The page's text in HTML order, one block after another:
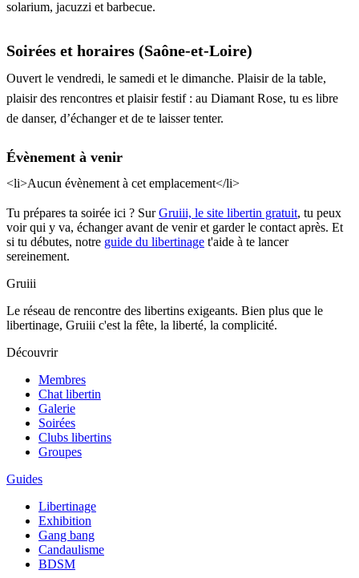
solarium, jacuzzi et barbecue.
Soirées et horaires (Saône-et-Loire)
Ouvert le vendredi, le samedi et le dimanche. Plaisir de la table,
plaisir des rencontres et plaisir festif : au Diamant Rose, tu es libre
de danser, d’échanger et de te laisser tenter.
Évènement à venir
<li>Aucun évènement à cet emplacement</li>
Tu prépares ta soirée ici ? SurGruiii, le site libertin gratuit, tu peux
voir qui y va, échanger avant de venir et garder le contact après. Et
si tu débutes, notre guide du libertinage t'aide à te lancer
sereinement.
Gruiii
Le réseau de rencontre des libertins exigeants. Bien plus que le
libertinage, Gruiii c'est la fête, la liberté, la complicité.
Découvrir
Membres
Chat libertin
Galerie
Soirées
Clubs libertins
Groupes
Guides
Libertinage
Exhibition
Gang bang
Candaulisme
BDSM